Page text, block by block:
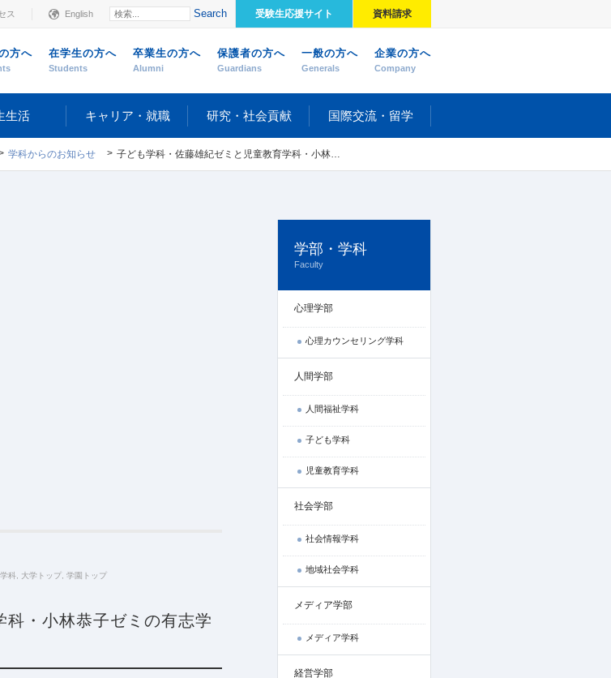
ス English Search 受験生応援サイト 資料請求
方へ 在学生の方へ
Students
卒業生の方へ
Alumni
保護者の方へ
Guardians
一般の方へ
Generals
企業の方へ
Company
生活 キャリア・就職 研究・社会貢献 国際交流・留学
学科からのお知らせ 子ども学科・佐藤雄紀ゼミと児童教育学科・小林恭子ゼミの有志学生で「メジ♪オン」が結成されました
科 大学トップ 学園トップ
・小林恭子ゼミの有志学
学部・学科
Faculty
心理学部
心理カウンセリング学科
人間学部
人間福祉学科
子ども学科
児童教育学科
社会学部
社会情報学科
地域社会学科
メディア学部
メディア学科
経営学部